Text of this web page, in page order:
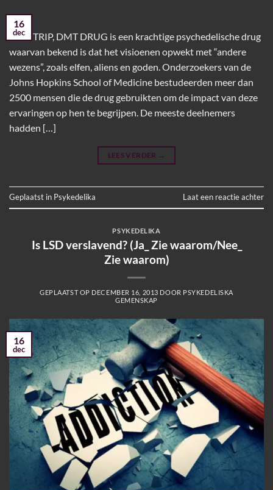
16
dec
DMT TRIP, DMT DRUG is een krachtige psychedelische drug
waarvan bekend is dat het visioenen opwekt met “andere
wezens”, zoals elfen, aliens en goden. Onderzoekers van de
Johns Hopkins School of Medicine bestudeerden meer dan
2500 mensen die de drug gebruikten om de impact van deze
ervaringen op hen te begrijpen. De meeste deelnemers
hadden […]
LEES VERDER →
Geplaatst in Psykedelika Laat een reactie achter
PSYKEDELIKA
Is LSD verslavend? (Ja_ Zie waarom/Nee_
Zie waarom)
GEPLAATST OP DECEMBER 16, 2013 DOOR PSYKEDELISKA
GEMENSKAP
16
dec